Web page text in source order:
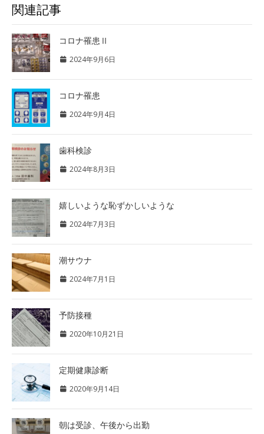
関連記事
コロナ罹患Ⅱ
2024年9月6日
コロナ罹患
2024年9月4日
歯科検診
2024年8月3日
嬉しいような恥ずかしいような
2024年7月3日
潮サウナ
2024年7月1日
予防接種
2020年10月21日
定期健康診断
2020年9月14日
朝は受診、午後から出勤